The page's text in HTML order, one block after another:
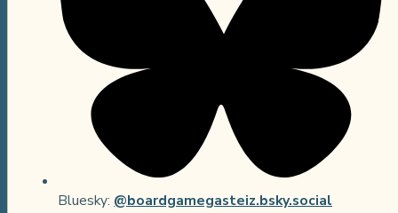
Bluesky: @boardgamegasteiz.bsky.social